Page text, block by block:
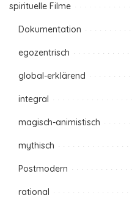
spirituelle Filme
Dokumentation
egozentrisch
global-erklärend
integral
magisch-animistisch
mythisch
Postmodern
rational